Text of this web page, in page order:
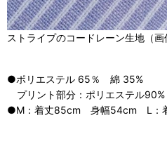
ストライプのコードレーン生地（画
●ポリエステル 65％ 綿 35%
プリント部分：ポリエステル
●M：着丈85cm 身幅54cm L：